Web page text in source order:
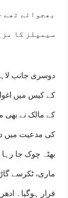
بھجوائے تھے
سیمپلز کا
دوسری جانب
کے کیس میں
کے مالک نے بھی
کی مدعیت میں
بھٹہ چوک جا رہا
فرار ہوگیا۔